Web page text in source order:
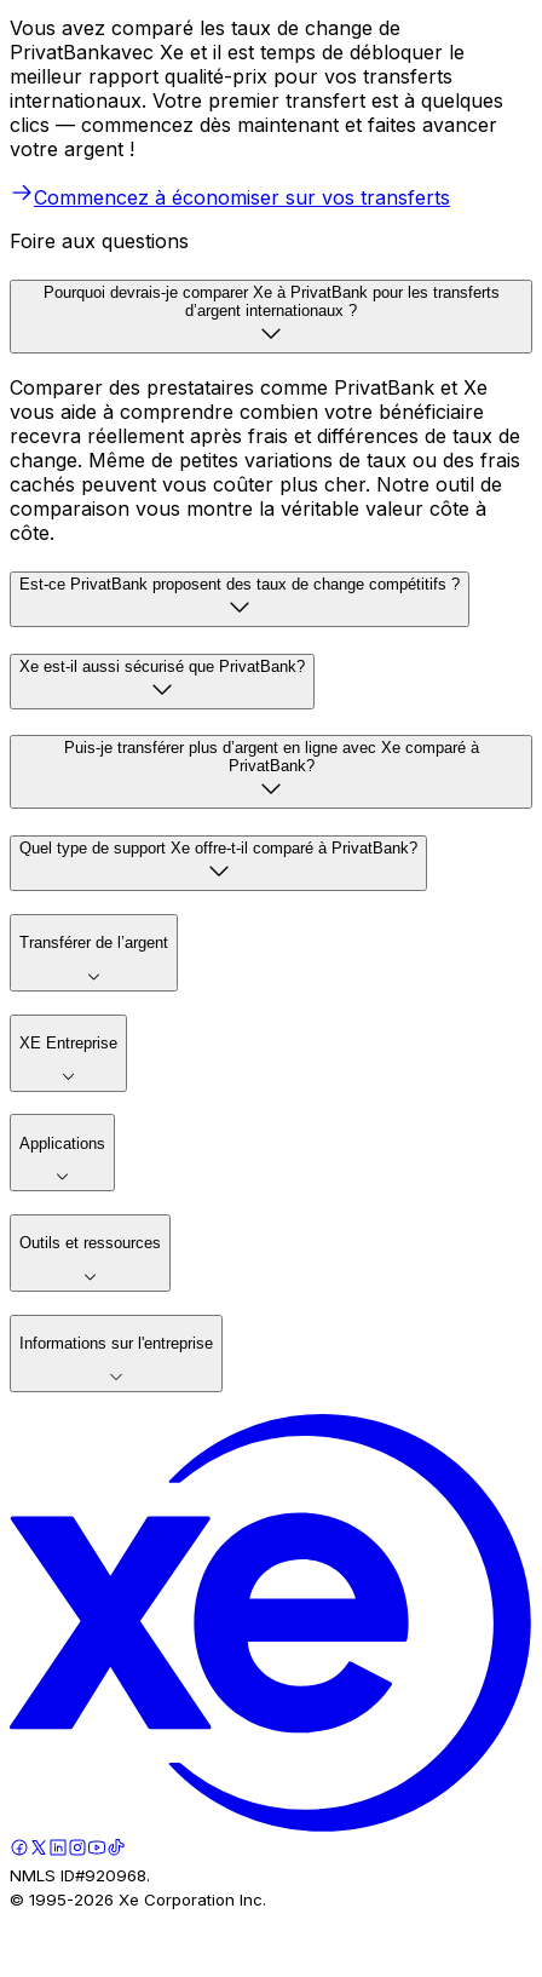
Vous avez comparé les taux de change de
PrivatBankavec Xe et il est temps de débloquer le
meilleur rapport qualité-prix pour vos transferts
internationaux. Votre premier transfert est à quelques
clics — commencez dès maintenant et faites avancer
votre argent !
Commencez à économiser sur vos transferts
Foire aux questions
Pourquoi devrais-je comparer Xe à PrivatBank pour les transferts
d’argent internationaux ?
Comparer des prestataires comme PrivatBank et Xe
vous aide à comprendre combien votre bénéficiaire
recevra réellement après frais et différences de taux de
change. Même de petites variations de taux ou des frais
cachés peuvent vous coûter plus cher. Notre outil de
comparaison vous montre la véritable valeur côte à
côte.
Est-ce PrivatBank proposent des taux de change compétitifs ?
Xe est-il aussi sécurisé que PrivatBank?
Puis-je transférer plus d’argent en ligne avec Xe comparé à
PrivatBank?
Quel type de support Xe offre-t-il comparé à PrivatBank?
Transférer de l’argent
XE Entreprise
Applications
Outils et ressources
Informations sur l'entreprise
NMLS ID#920968.
© 1995-2026 Xe Corporation Inc.